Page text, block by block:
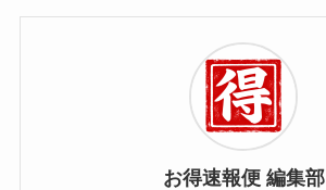
お得速報便 編集部